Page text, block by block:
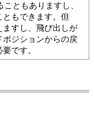
ともありますし、
もできます。但
ますし、飛び出しが
ジションからの戻
です。